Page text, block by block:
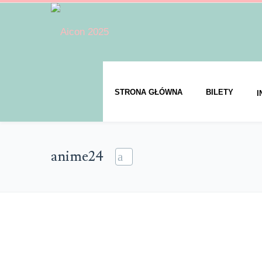
STRONA GŁÓWNA BILETY
anime24